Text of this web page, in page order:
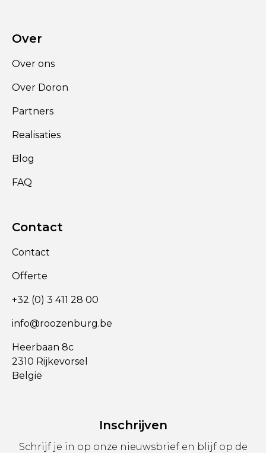
Over
Over ons
Over Doron
Partners
Realisaties
Blog
FAQ
Contact
Contact
Offerte
+32 (0) 3 411 28 00
info@roozenburg.be
Heerbaan 8c
2310 Rijkevorsel
België
Inschrijven
Schrijf je in op onze nieuwsbrief en blijf op de